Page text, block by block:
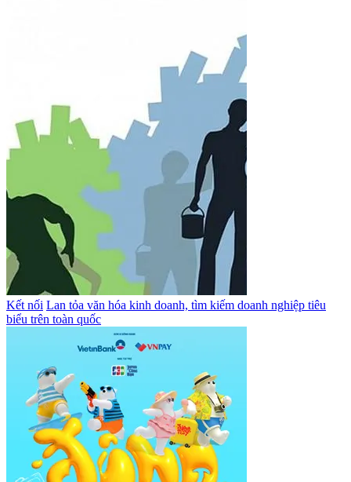
Kết nối Lan tỏa văn hóa kinh doanh, tìm kiếm doanh nghiệp tiêu
biểu trên toàn quốc